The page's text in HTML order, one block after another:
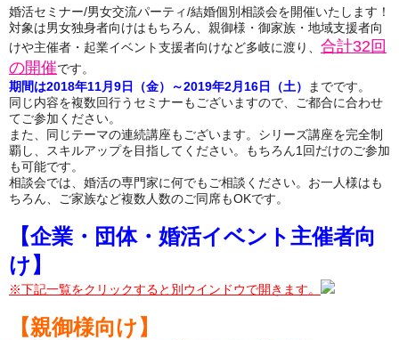
婚活セミナー/男女交流パーティ/結婚個別相談会を開催いたします！
対象は男女独身者向けはもちろん、親御様・御家族・地域支援者向
けや主催者・起業イベント支援者向けなど多岐に渡り、 合計32回
の開催です。
期間は2018年11月9日（金）～2019年2月16日（土）
までです。
同じ内容を複数回行うセミナーもございますので、ご都合に合わせ
てご参加ください。
また、同じテーマの連続講座もございます。シリーズ講座を完全制
覇し、スキルアップを目指してください。もちろん1回だけのご参加
も可能です。
相談会では、婚活の専門家に何でもご相談ください。お一人様はも
ちろん、ご家族など複数人数のご同席もOKです。
【企業・団体・婚活イベント主催者向
け】
※下記一覧をクリックすると別ウインドウで開きます。
【親御様向け】